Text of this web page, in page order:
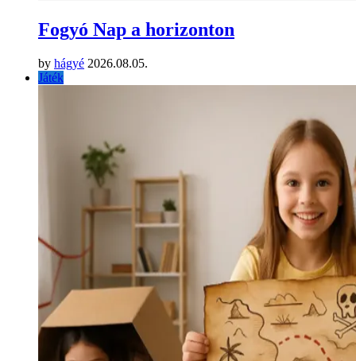
Fogyó Nap a horizonton
by hágyé 2026.08.05.
Játék